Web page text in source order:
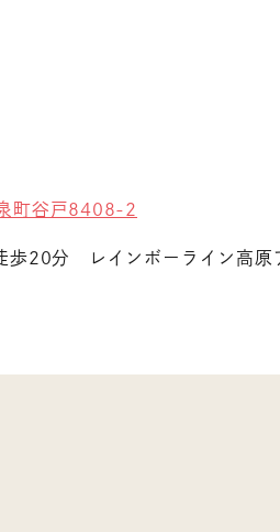
町谷戸8408-2
歩20分 レインボーライン高原